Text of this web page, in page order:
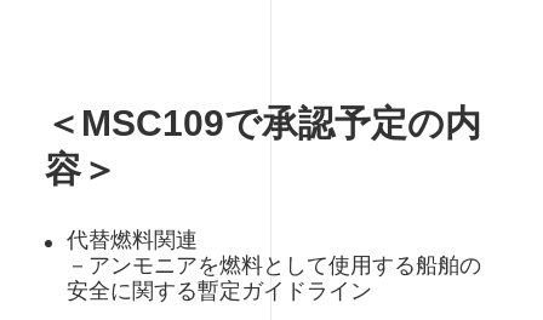
＜MSC109で承認予定の内
容＞
代替燃料関連
－アンモニアを燃料として使用する船舶の
安全に関する暫定ガイドライン